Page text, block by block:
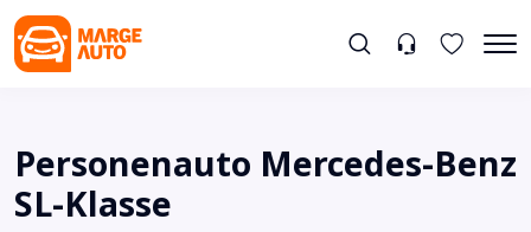
Personenauto Mercedes-Benz
SL-Klasse